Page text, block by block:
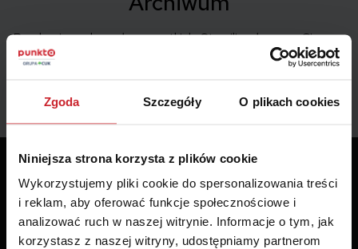
Zgoda Szczegóły O plikach cookies
Niniejsza strona korzysta z plików cookie
Wykorzystujemy pliki cookie do spersonalizowania treści
i reklam, aby oferować funkcje społecznościowe i
analizować ruch w naszej witrynie. Informacje o tym, jak
korzystasz z naszej witryny, udostępniamy partnerom
Pandemia zaskoczyła wszystkich. Stracili zwłaszcza Ci,
którzy lubią planować swoje wyjazdy z dużym […]